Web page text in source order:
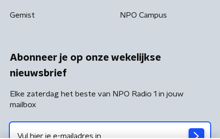
Gemist NPO Campus
Abonneer je op onze wekelijkse
nieuwsbrief
Elke zaterdag het beste van NPO Radio 1 in jouw
mailbox